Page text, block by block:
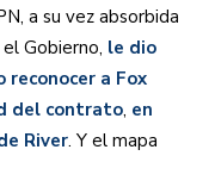
a su vez absorbida
Gobierno, le dio
reconocer a Fox
del contrato, en
River. Y el mapa